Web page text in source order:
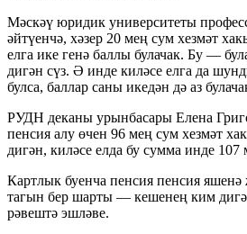
Мәскәү юридик университеты
әйтүенчә, хәзер 20 мең сум хезмәт
елга ике генә баллы булачак. Бу —
дигән сүз. Ә инде киләсе елга да
булса, баллар саны икедән дә аз
РУДН деканы урынбасары Елена
пенсия алу өчен 96 мең сум хезмәт
дигән, киләсе елда бу сумма инде
Картлык буенча пенсия пенсия
тагын бер шарты — кешенең ким
рәвештә эшләве.